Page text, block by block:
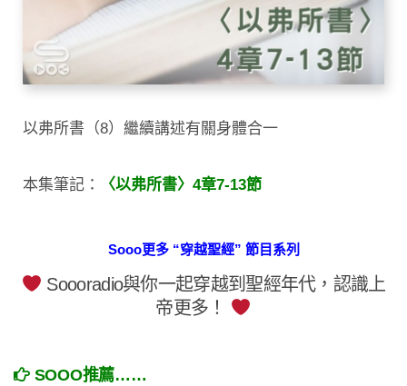
以弗所書（8）繼續講述有關身體合一
本集筆記： 〈以弗所書〉4章7-13節
Sooo更多 “穿越聖經” 節目系列
Soooradio與你一起穿越到聖經年代，認識上
帝更多！
SOOO推薦……